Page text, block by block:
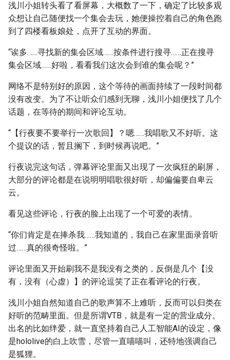
浅川小姐转头看了看屏幕，大概数了一下，确定了比较多观
众想让自己随便找一个集会去玩，她便操控着自己的角色跑
到了四楼看板娘处，点开了互动的界面。
“诶多……寻找新的集会区域……按条件进行搜寻……正在搜寻
集会区域……好啦，看看我们这次会到谁的集会呢？”
网络不是特别好的原因，这个等待的画面持续了一段时间都
没有改变。为了不让听众们感到无聊，浅川小姐便找了几个
话题，在等待的期间和评论互动。
“【行夜要不要举行一次歌回】？嗯……我唱歌又不好听。这
个提议的话，暂且搁下，到时候再说吧。”
行夜说完这句话，弹幕评论里面又出现了一次疯狂的刷屏，
大部分的评论都是在说明明唱歌很好听，却偏偏要自卑云
云。
看见这些评论，行夜的脸上出现了一个可爱的表情。
“你们肯定是在捧杀我……我知道的，我自己在家里面录音听
过……真的很奇怪啦。”
评论里面又开始刷我不是我没有之类的，反倒是几个【没
有，没有（心虚）】的评论逗笑了正在看评论的行夜。
浅川小姐自然知道自己的歌声算不上难听，反而可以归类在
好听的范畴里面。但是所谓VTB，就是有一定的营业成分。
出名的比如绊爱，就一直坚持着自己人工智能AI的设定，像
是hololive的白上吹雪，尽管一直喵喵叫，还特地强调自己
是狐狸。